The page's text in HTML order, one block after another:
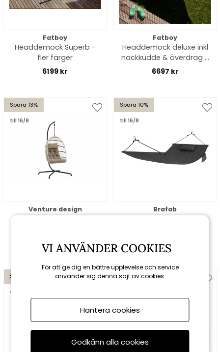
Fatboy
Headdemock Superb -
fler färger
6199 kr
Fatboy
Headdemock deluxe inkl
nackkudde & överdrag -
fler färger
6697 kr
Spara 13%
till 16/8
Venture design
2699 kr
3099 kr
Spara 10%
till 16/8
Brafab
891 kr 990 kr
Spara 10%
till 16/8
Spara 10%
VI ANVÄNDER COOKIES
För att ge dig en bättre upplevelse och service
använder sig denna sajt av cookies.
Hantera cookies
Godkänn alla cookies